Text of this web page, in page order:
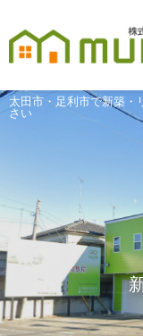
太田市・足利市で新築・
さい